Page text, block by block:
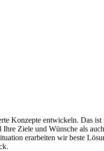
Konzepte entwickeln. Das
Ziele und Wünsche als
erarbeiten wir beste